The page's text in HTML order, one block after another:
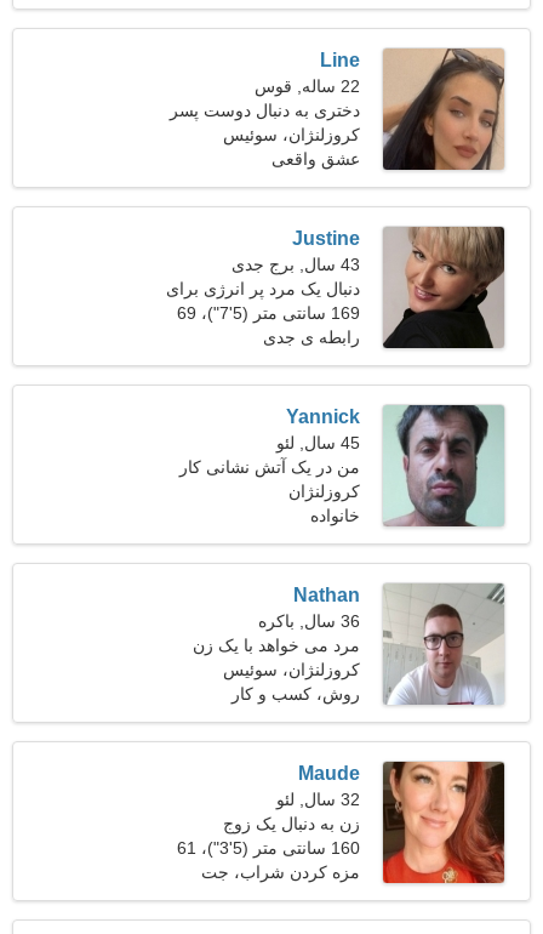
Line
22 ساله, قوس
دختری به دنبال دوست پسر
28-30
کروزلنژان، سوئیس
عشق واقعی
Justine
43 سال, برج جدی
دنبال یک مرد پر انرژی برای
خانواده هستم
169 سانتی متر (5'7")، 69
کیلوگرم (152 پوند)
رابطه ی جدی
Yannick
45 سال, لئو
من در یک آتش نشانی کار
می کنم و به دنبال یک زن
مخلص هستم
کروزلنژان
خانواده
Nathan
36 سال, باکره
مرد می خواهد با یک زن
ملاقات کند
کروزلنژان، سوئیس
روش، کسب و کار
Maude
32 سال, لئو
زن به دنبال یک زوج
160 سانتی متر (5'3")، 61
کیلوگرم (134 پوند)
مزه کردن شراب، جت
اسکی